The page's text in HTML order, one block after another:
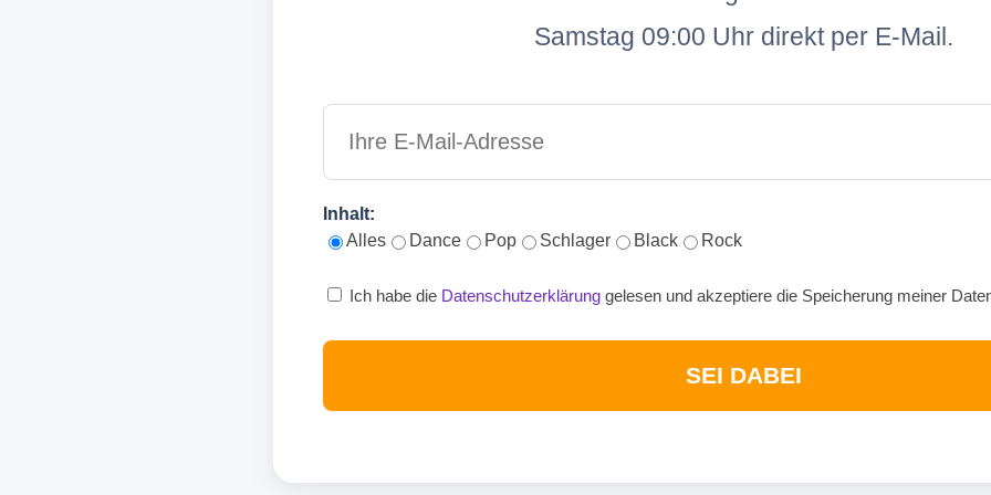
Samstag 09:00 Uhr direkt per E-Mail.
Inhalt:
Alles
Dance Pop Schlager Black Rock
Ich habe die Datenschutzerklärung gelesen und akzeptiere die Speicherung meiner
SEI DABEI